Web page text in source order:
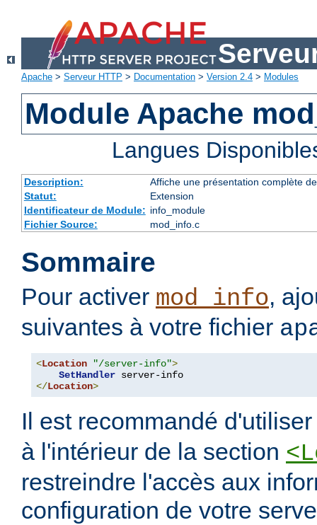
Apache > Serveur HTTP > Documentation > Version 2.4 > Modules
Module Apache
Langues
Description:
Affiche une présentation complète
Statut:
Extension
Identificateur de Module: info_module
Fichier Source:
mod_info.c
Sommaire
Pour activer mod_info,
suivantes à votre fichier
<Location "/server-info">
SetHandler
</Location>
Il est recommandé
à l'intérieur de la section
restreindre l'accès aux
configuration de votre